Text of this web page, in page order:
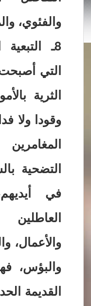
والفئوي،
8ـ
التي
الثرية
وقودا ولا
التضحية
في
والأعمال،
والبؤس،
القديمة